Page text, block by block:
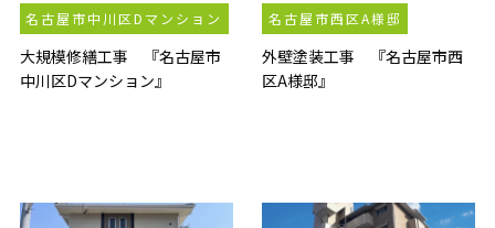
名古屋市中川区Dマンション
大規模修繕工事 『名古屋市
中川区Dマンション』
名古屋市西区A様邸
外壁塗装工事 『名古屋市西
区A様邸』